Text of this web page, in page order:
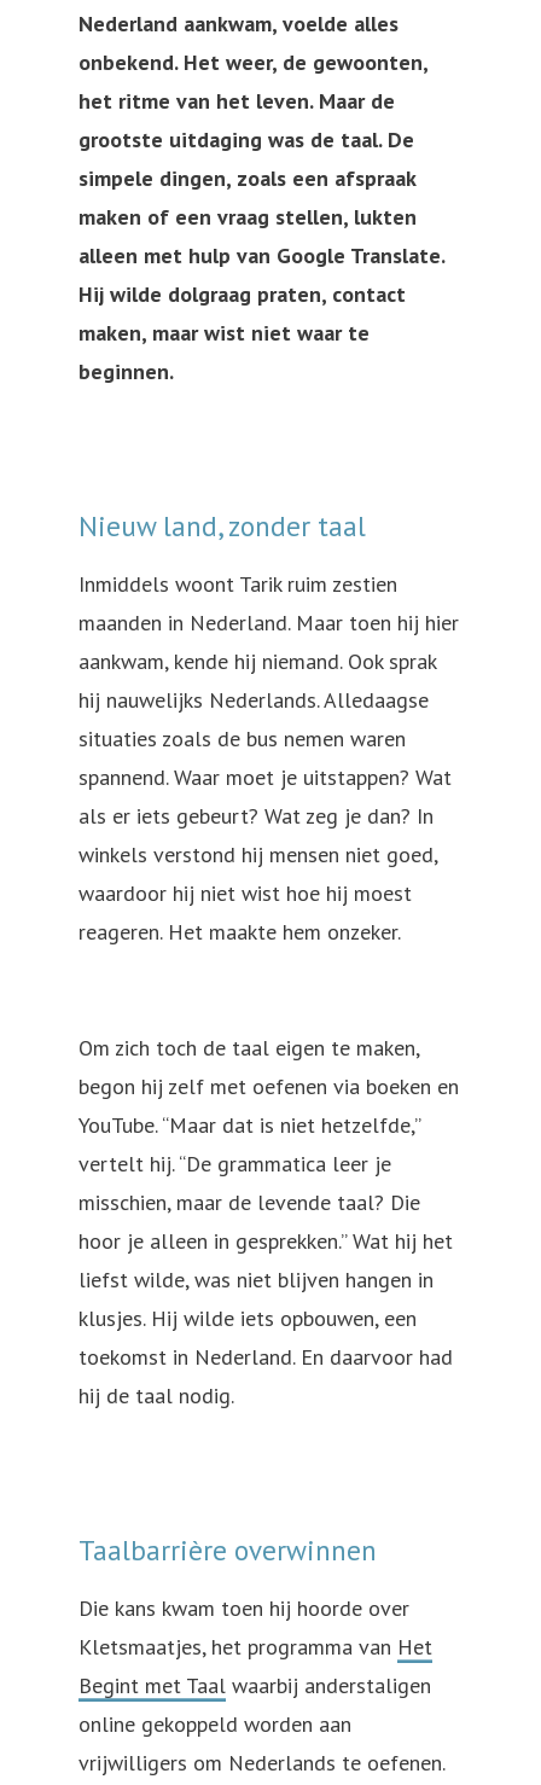
Nederland aankwam, voelde alles
onbekend. Het weer, de gewoonten,
het ritme van het leven. Maar de
grootste uitdaging was de taal. De
simpele dingen, zoals een afspraak
maken of een vraag stellen, lukten
alleen met hulp van Google Translate.
Hij wilde dolgraag praten, contact
maken, maar wist niet waar te
beginnen.
Nieuw land, zonder taal
Inmiddels woont Tarik ruim zestien
maanden in Nederland. Maar toen hij hier
aankwam, kende hij niemand. Ook sprak
hij nauwelijks Nederlands. Alledaagse
situaties zoals de bus nemen waren
spannend. Waar moet je uitstappen? Wat
als er iets gebeurt? Wat zeg je dan? In
winkels verstond hij mensen niet goed,
waardoor hij niet wist hoe hij moest
reageren. Het maakte hem onzeker.
Om zich toch de taal eigen te maken,
begon hij zelf met oefenen via boeken en
YouTube. “Maar dat is niet hetzelfde,”
vertelt hij. “De grammatica leer je
misschien, maar de levende taal? Die
hoor je alleen in gesprekken.” Wat hij het
liefst wilde, was niet blijven hangen in
klusjes. Hij wilde iets opbouwen, een
toekomst in Nederland. En daarvoor had
hij de taal nodig.
Taalbarrière overwinnen
Die kans kwam toen hij hoorde over
Kletsmaatjes, het programma van Het
Begint met Taal waarbij anderstaligen
online gekoppeld worden aan
vrijwilligers om Nederlands te oefenen.